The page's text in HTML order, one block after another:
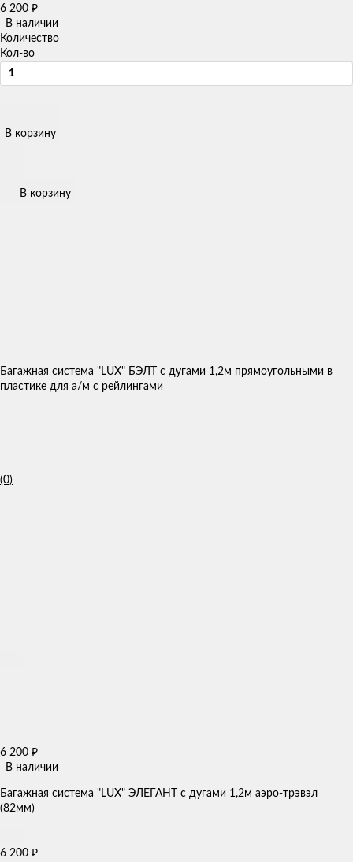
6 200 ₽
В наличии
Количество
Кол-во
В корзину
В корзину
Багажная система "LUX" БЭЛТ с дугами 1,2м прямоугольными в
пластике для а/м с рейлингами
(0)
6 200 ₽
В наличии
Багажная система "LUX" ЭЛЕГАНТ с дугами 1,2м аэро-трэвэл
(82мм)
6 200 ₽